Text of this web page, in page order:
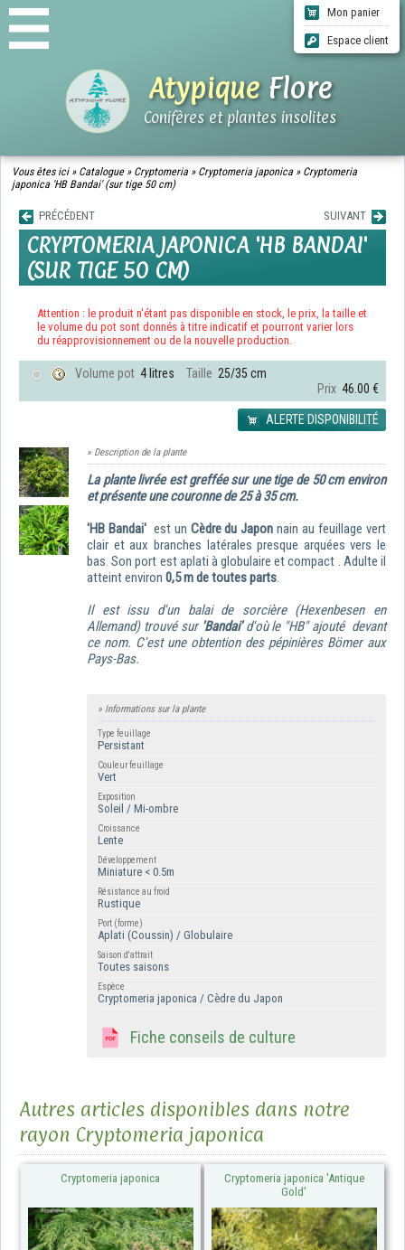
AtypiqueFlore
Conifères et plantes insolites
Mon panier
Espace client
ACCUEIL
CATALOGUE
INFOS LIVRAISONS
CGV
CONTACT
Vous êtes ici » Catalogue» Cryptomeria » Cryptomeria japonica » Cryptomeria
japonica 'HB Bandai' (sur tige 50 cm)
PRÉCÉDENT SUIVANT
CRYPTOMERIA JAPONICA 'HB BANDAI'
(SUR TIGE 50 CM)
Attention : le produit n'étant pas disponible en stock, le prix, la taille et
le volume du pot sont donnés à titre indicatif et pourront varier lors
du réapprovisionnement ou de la nouvelle production.
Volume pot 4 litres Taille 25/35 cm
Prix 46.00 €
ALERTE DISPONIBILITÉ
» Description de la plante
La plante livrée est greffée sur une tige de 50 cm environ
et présente une couronne de 25 à 35 cm.
'HB Bandai'est un Cèdre du Japon nain au feuillage vert
clair et aux branches latérales presque arquées vers le
bas. Son port est aplati à globulaire et compact . Adulte il
atteint environ 0,5 m de toutes parts.
Il est issu d'un balai de sorcière (Hexenbesen en
Allemand) trouvé sur 'Bandai'd'où le "HB" ajouté devant
ce nom. C'est une obtention des pépinières Bömer aux
Pays-Bas.
» Informations sur la plante
Type feuillage
Persistant
Couleur feuillage
Vert
Exposition
Soleil / Mi-ombre
Croissance
Lente
Développement
Miniature < 0.5m
Résistance au froid
Rustique
Port (forme)
Aplati (Coussin) / Globulaire
Saison d'attrait
Toutes saisons
Espèce
Cryptomeria japonica / Cèdre du Japon
Fiche conseils de culture
Autres articles disponibles dans notre
rayon Cryptomeria japonica
Cryptomeria japonica
Cryptomeria japonica 'Antique
Gold'